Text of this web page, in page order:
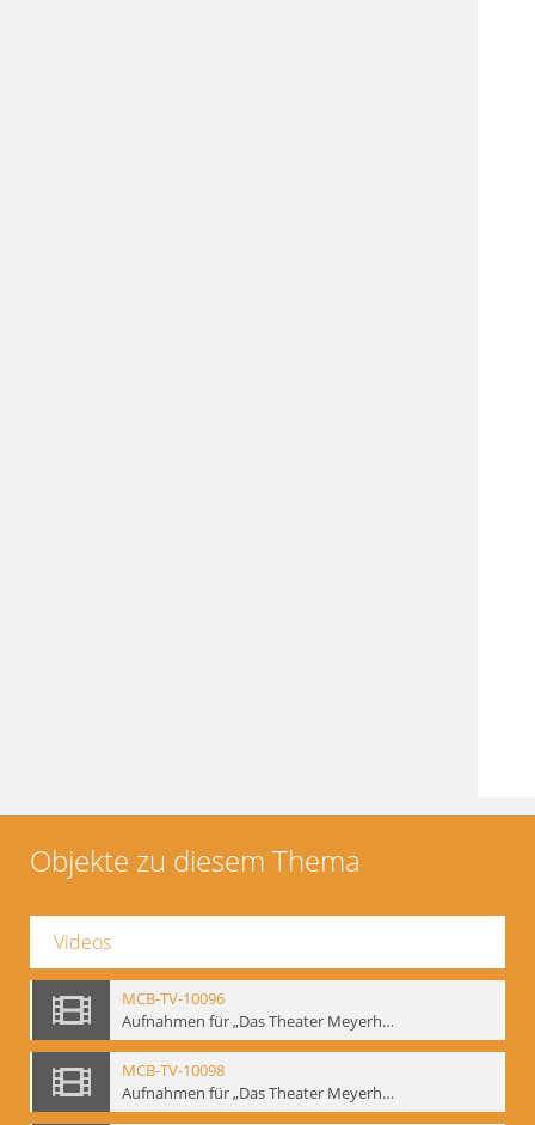
Objekte zu diesem Thema
Videos
MCB-TV-10096
Aufnahmen für „Das Theater Meyerholds und die Biomechanik“ (6). Biomechanische Grundelemente und szenische Umsetzung, Ausschnitt 2 - Interne Signatur: BM-vid-6_A2
MCB-TV-10098
Aufnahmen für „Das Theater Meyerholds und die Biomechanik“ (7). Biomechanische Etüden – Detailstudien, Ausschnitt 1 - Interne Signatur: BM-vid-7_A1